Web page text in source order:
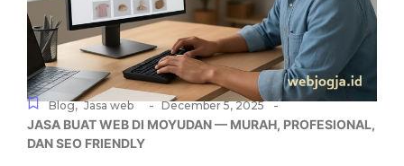
Blog, Jasa web - December 5, 2025 -
JASA BUAT WEB DI MOYUDAN — MURAH, PROFESIONAL,
DAN SEO FRIENDLY